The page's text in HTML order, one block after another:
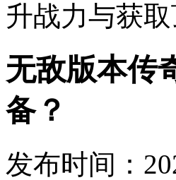
升战力与获
无敌版本传
备？
发布时间：